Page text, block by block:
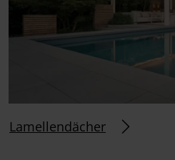
Lamellendächer